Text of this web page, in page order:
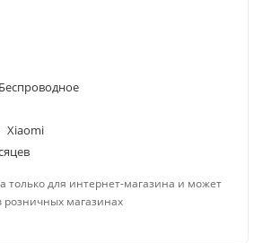
Беспроводное
Xiaomi
только для интернет-магазина и может
розничных магазинах